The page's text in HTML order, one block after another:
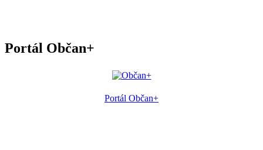
Portál Občan+
Portál Občan+